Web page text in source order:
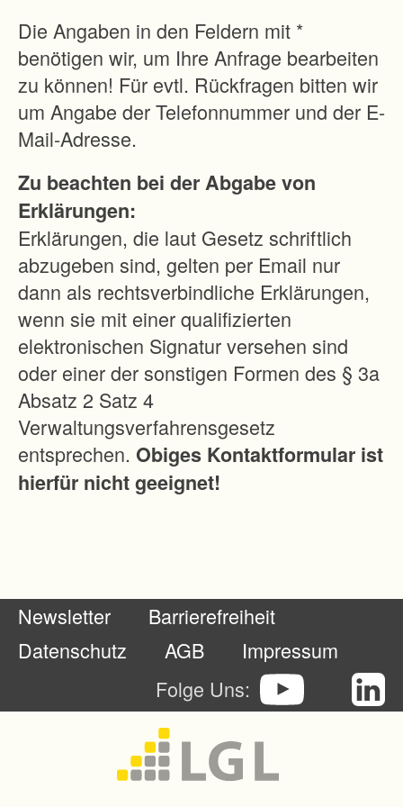
Die Angaben in den Feldern mit *
benötigen wir, um Ihre Anfrage bearbeiten
zu können! Für evtl. Rückfragen bitten wir
um Angabe der Telefonnummer und der E-
Mail-Adresse.
Zu beachten bei der Abgabe von
Erklärungen:
Erklärungen, die laut Gesetz schriftlich
abzugeben sind, gelten per Email nur
dann als rechtsverbindliche Erklärungen,
wenn sie mit einer qualifizierten
elektronischen Signatur versehen sind
oder einer der sonstigen Formen des § 3a
Absatz 2 Satz 4
Verwaltungsverfahrensgesetz
entsprechen. Obiges Kontaktformular ist
hierfür nicht geeignet!
Newsletter
Barrierefreiheit
Datenschutz
AGB
Impressum
Folge Uns: